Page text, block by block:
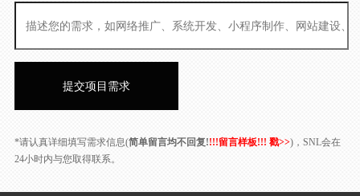
*请认真详细填写需求信息(简单留言均不回复!!!!留言样板!!! 戳>>)，SNL会在
24小时内与您取得联系。